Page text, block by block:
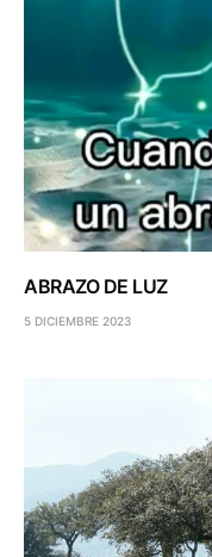
ABRAZO DE LUZ
5 DICIEMBRE 2023